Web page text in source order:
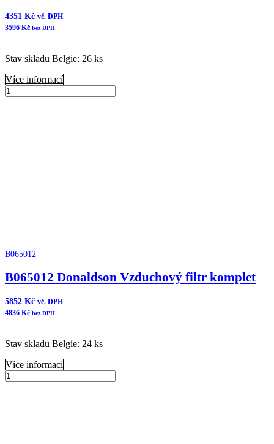
4351 Kč vč. DPH
3596 Kč bez DPH
Stav skladu Belgie: 26 ks
Více informací
B065045
B065012
B065012 Donaldson Vzduchový filtr komplet
5852 Kč vč. DPH
4836 Kč bez DPH
Stav skladu Belgie: 24 ks
Více informací
B065012